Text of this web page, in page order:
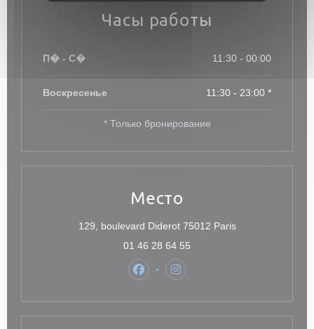
Часы работы
П� - С� 11:30 - 00:00
Воскресенье 11:30 - 23:00 *
* Только бронирование
Место
129, boulevard Diderot 75012 Paris((открывается в
01 46 28 64 55
Facebook ((открывается в новом
Instagram ((открывается в